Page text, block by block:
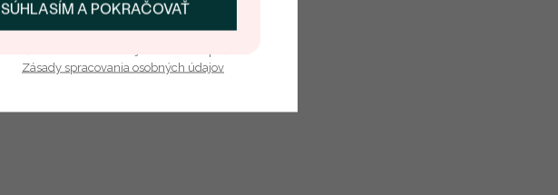
SÚHLASÍM A POKRAČOVAŤ
Prihlásiť sa a získať zľavu
Zásady spracovania osobných údajov